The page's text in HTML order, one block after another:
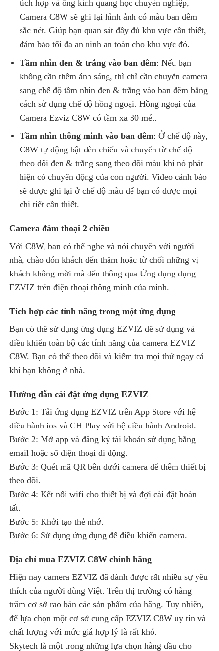
tích hợp và ống kính quang học chuyên nghiệp,
Camera C8W sẽ ghi lại hình ảnh có màu ban đêm
sắc nét. Giúp bạn quan sát đầy đủ khu vực cần thiết,
đảm bảo tối đa an ninh an toàn cho khu vực đó.
Tầm nhìn đen & trắng vào ban đêm: Nếu bạn
không cần thêm ánh sáng, thì chỉ cần chuyển camera
sang chế độ tầm nhìn đen & trắng vào ban đêm bằng
cách sử dụng chế độ hồng ngoại. Hồng ngoại của
Camera Ezviz C8W có tầm xa 30 mét.
Tầm nhìn thông minh vào ban đêm: Ở chế độ này,
C8W tự động bật đèn chiếu và chuyển từ chế độ
theo dõi đen & trắng sang theo dõi màu khi nó phát
hiện có chuyển động của con người. Video cảnh báo
sẽ được ghi lại ở chế độ màu để bạn có được mọi
chi tiết cần thiết.
Camera đàm thoại 2 chiều
Với C8W, bạn có thể nghe và nói chuyện với người
nhà, chào đón khách đến thăm hoặc từ chối những vị
khách không mời mà đến thông qua Ứng dụng dụng
EZVIZ trên điện thoại thông minh của mình.
Tích hợp các tính năng trong một ứng dụng
Bạn có thể sử dụng ứng dụng EZVIZ để sử dụng và
điều khiển toàn bộ các tính năng của camera EZVIZ
C8W. Bạn có thể theo dõi và kiểm tra mọi thứ ngay cả
khi bạn không ở nhà.
Hướng dẫn cài đặt ứng dụng EZVIZ
Bước 1: Tải ứng dụng EZVIZ trên App Store với hệ
điều hành ios và CH Play với hệ điều hành Android.
Bước 2: Mở app và đăng ký tài khoản sử dụng bằng
email hoặc số điện thoại di động.
Bước 3: Quét mã QR bên dưới camera để thêm thiết bị
theo dõi.
Bước 4: Kết nối wifi cho thiết bị và đợi cài đặt hoàn
tất.
Bước 5: Khởi tạo thẻ nhớ.
Bước 6: Sử dụng ứng dụng để điều khiển camera.
Địa chỉ mua EZVIZ C8W chính hãng
Hiện nay camera EZVIZ đã dành được rất nhiều sự yêu
thích của người dùng Việt. Trên thị trường có hàng
trăm cơ sở rao bán các sản phẩm của hãng. Tuy nhiên,
để lựa chọn một cơ sở cung cấp EZVIZ C8W uy tín và
chất lượng với mức giá hợp lý là rất khó.
Skytech là một trong những lựa chọn hàng đầu cho